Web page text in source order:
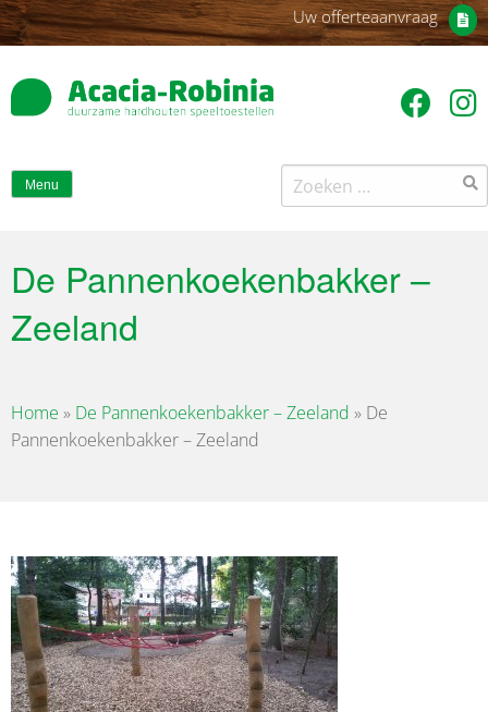
Uw offerteaanvraag
Menu
Zoeken
naar:
De Pannenkoekenbakker –
Zeeland
Home » De Pannenkoekenbakker – Zeeland » De
Pannenkoekenbakker – Zeeland